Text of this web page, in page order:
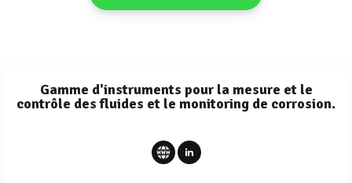
Gamme d'instruments pour la mesure et le
contrôle des fluides et le monitoring de corrosion.